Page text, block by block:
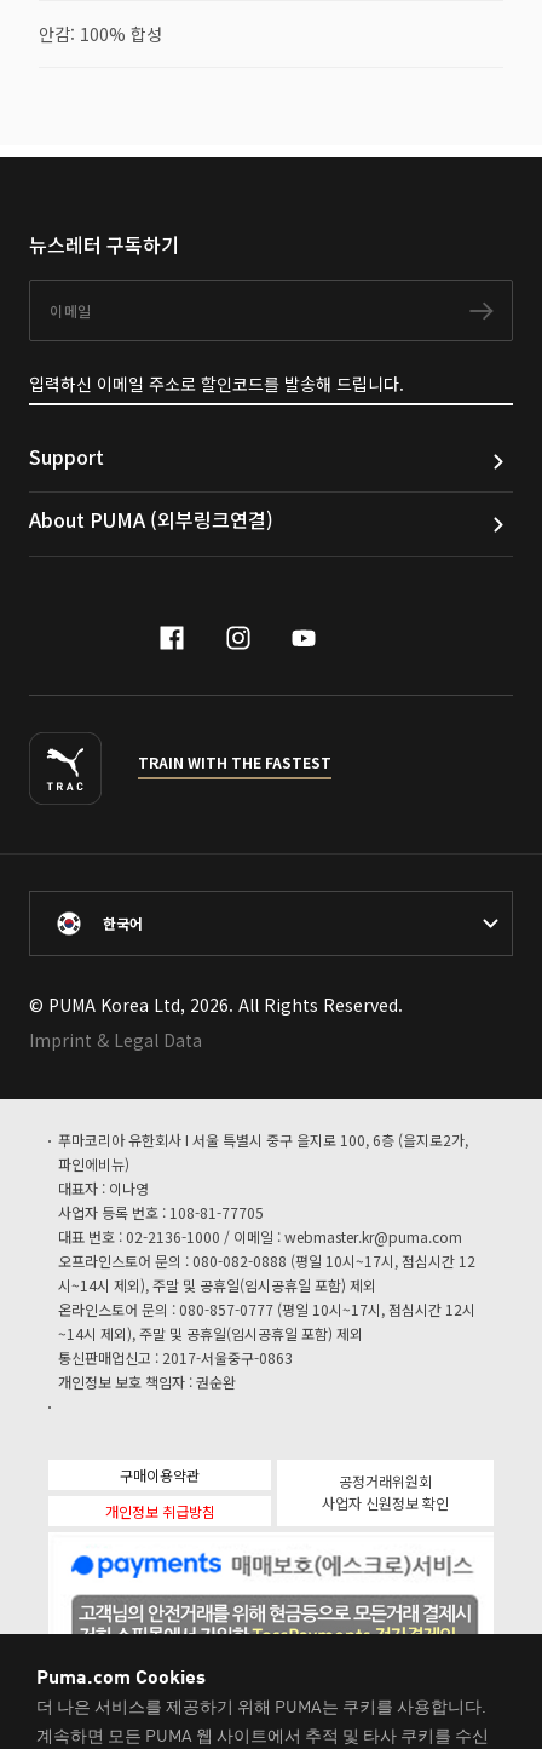
안감: 100% 합성
뉴스레터 구독하기
구독
입력하신 이메일 주소로 할인코드를 발송해 드립니다.
Support
About PUMA (외부링크연결)
facebook
instagram
youtube
TRAIN WITH THE FASTEST
한국어
© PUMA Korea Ltd, 2026. All Rights Reserved.
Imprint & Legal Data
푸마코리아 유한회사 I 서울 특별시 중구 을지로 100, 6층 (을지로2가,
파인에비뉴)
대표자 : 이나영
사업자 등록 번호 : 108-81-77705
대표 번호 : 02-2136-1000 / 이메일 :webmaster.kr@puma.com
오프라인스토어 문의 : 080-082-0888 (평일 10시~17시, 점심시간 12
시~14시 제외), 주말 및 공휴일(임시공휴일 포함) 제외
온라인스토어 문의 : 080-857-0777 (평일 10시~17시, 점심시간 12시
~14시 제외), 주말 및 공휴일(임시공휴일 포함) 제외
통신판매업신고 : 2017-서울중구-0863
개인정보 보호 책임자 : 권순완
구매이용약관
개인정보 취급방침
공정거래위원회
사업자 신원정보 확인